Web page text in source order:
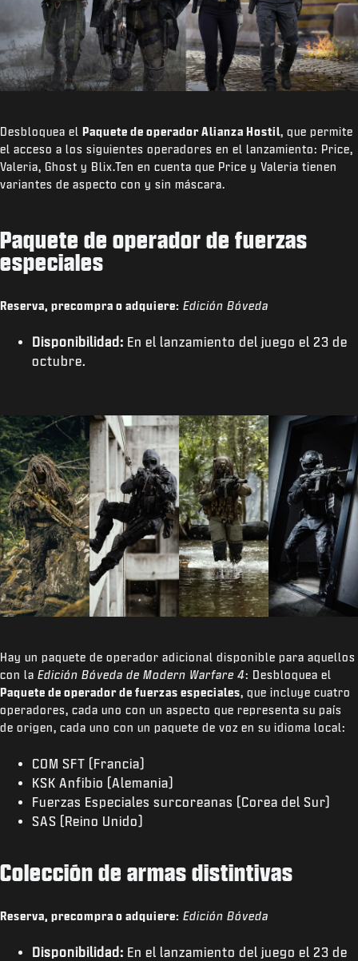
Desbloquea el Paquete de operador Alianza Hostil, que permite
el acceso a los siguientes operadores en el lanzamiento: Price,
Valeria, Ghost y Blix.Ten en cuenta que Price y Valeria tienen
variantes de aspecto con y sin máscara.
Paquete de operador de fuerzas
especiales
Reserva, precompra o adquiere: Edición Bóveda
Disponibilidad: En el lanzamiento del juego el 23 de
octubre.
Hay un paquete de operador adicional disponible para aquellos
con la Edición Bóveda de Modern Warfare 4: Desbloquea el
Paquete de operador de fuerzas especiales, que incluye cuatro
operadores, cada uno con un aspecto que representa su país
de origen, cada uno con un paquete de voz en su idioma local:
COM SFT (Francia)
KSK Anfibio (Alemania)
Fuerzas Especiales surcoreanas (Corea del Sur)
SAS (Reino Unido)
Colección de armas distintivas
Reserva, precompra o adquiere: Edición Bóveda
Disponibilidad: En el lanzamiento del juego el 23 de